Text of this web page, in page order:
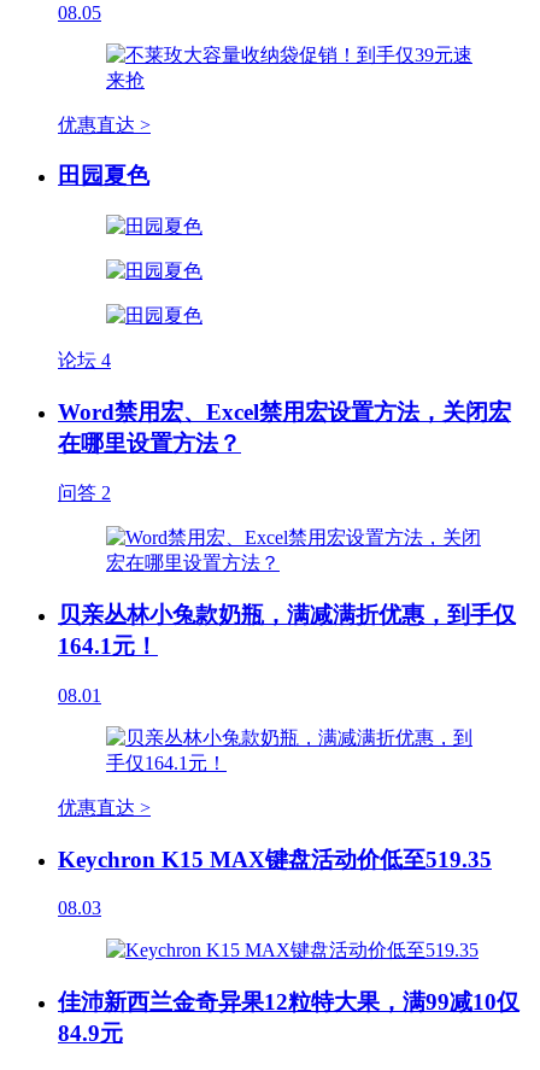
08.05
优惠直达 >
田园夏色
论坛 4
Word禁用宏、Excel禁用宏设置方法，关闭宏
在哪里设置方法？
问答 2
贝亲丛林小兔款奶瓶，满减满折优惠，到手仅
164.1元！
08.01
优惠直达 >
Keychron K15 MAX键盘活动价低至519.35
08.03
佳沛新西兰金奇异果12粒特大果，满99减10仅
84.9元